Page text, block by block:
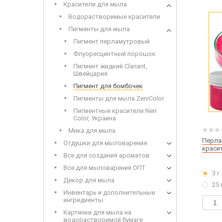
Сухоцветы
Глиттеры
Игрушки для заливки в мыло
Мыло
Красители для мыла
Водорастворимые красители
Пигменты для мыла
Пигмент перламутровый
Флуоресцентный порошок
Пигмент жидкий Clariant,
Швейцария
Пигмент для бомбочек
Пигменты для мыла ZeniColor
Пигментные красители Neri
Color, Украина
Мика для мыла
Отдушки для мыловарения
Все для создания ароматов
Все для мыловарения ОПТ
Декор для мыла
Инвентарь и дополнительные
ингредиенты
Картинки для мыла на
водорастворимой бумаге
3 г
25